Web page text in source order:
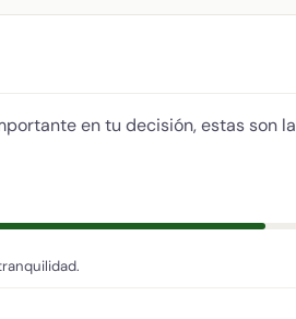
en tu decisión, estas son